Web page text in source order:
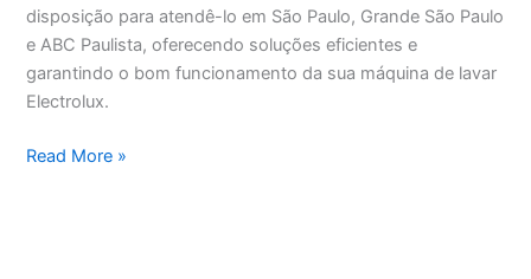
disposição para atendê-lo em São Paulo, Grande São Paulo
e ABC Paulista, oferecendo soluções eficientes e
garantindo o bom funcionamento da sua máquina de lavar
Electrolux.
Assistência
Read More »